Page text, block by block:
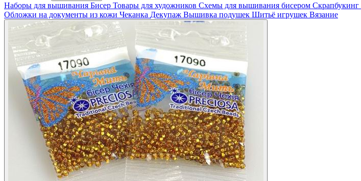
Наборы для вышивания Бисер Товары для художников Схемы для вышивания бисером Скрапбукинг
Обложки на документы из кожи Чеканка Декупаж Вышивка подушек Шитьё игрушек Вязание